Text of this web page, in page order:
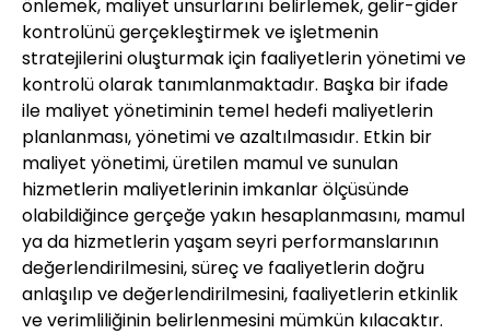
önlemek, maliyet unsurlarını belirlemek, gelir-gider
kontrolünü gerçekleştirmek ve işletmenin
stratejilerini oluşturmak için faaliyetlerin yönetimi ve
kontrolü olarak tanımlanmaktadır. Başka bir ifade
ile maliyet yönetiminin temel hedefi maliyetlerin
planlanması, yönetimi ve azaltılmasıdır. Etkin bir
maliyet yönetimi, üretilen mamul ve sunulan
hizmetlerin maliyetlerinin imkanlar ölçüsünde
olabildiğince gerçeğe yakın hesaplanmasını, mamul
ya da hizmetlerin yaşam seyri performanslarının
değerlendirilmesini, süreç ve faaliyetlerin doğru
anlaşılıp ve değerlendirilmesini, faaliyetlerin etkinlik
ve verimliliğinin belirlenmesini mümkün kılacaktır.